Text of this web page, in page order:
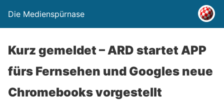
Die Medienspürnase
Kurz gemeldet – ARD startet APP
fürs Fernsehen und Googles neue
Chromebooks vorgestellt